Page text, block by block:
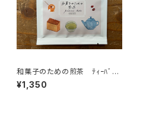
和菓子のための煎茶 ﾃｨｰﾊﾞｯ
ｸﾞ1P入×５個 和菓子と一緒
に おやつ時間 ティーバッ
¥1,350